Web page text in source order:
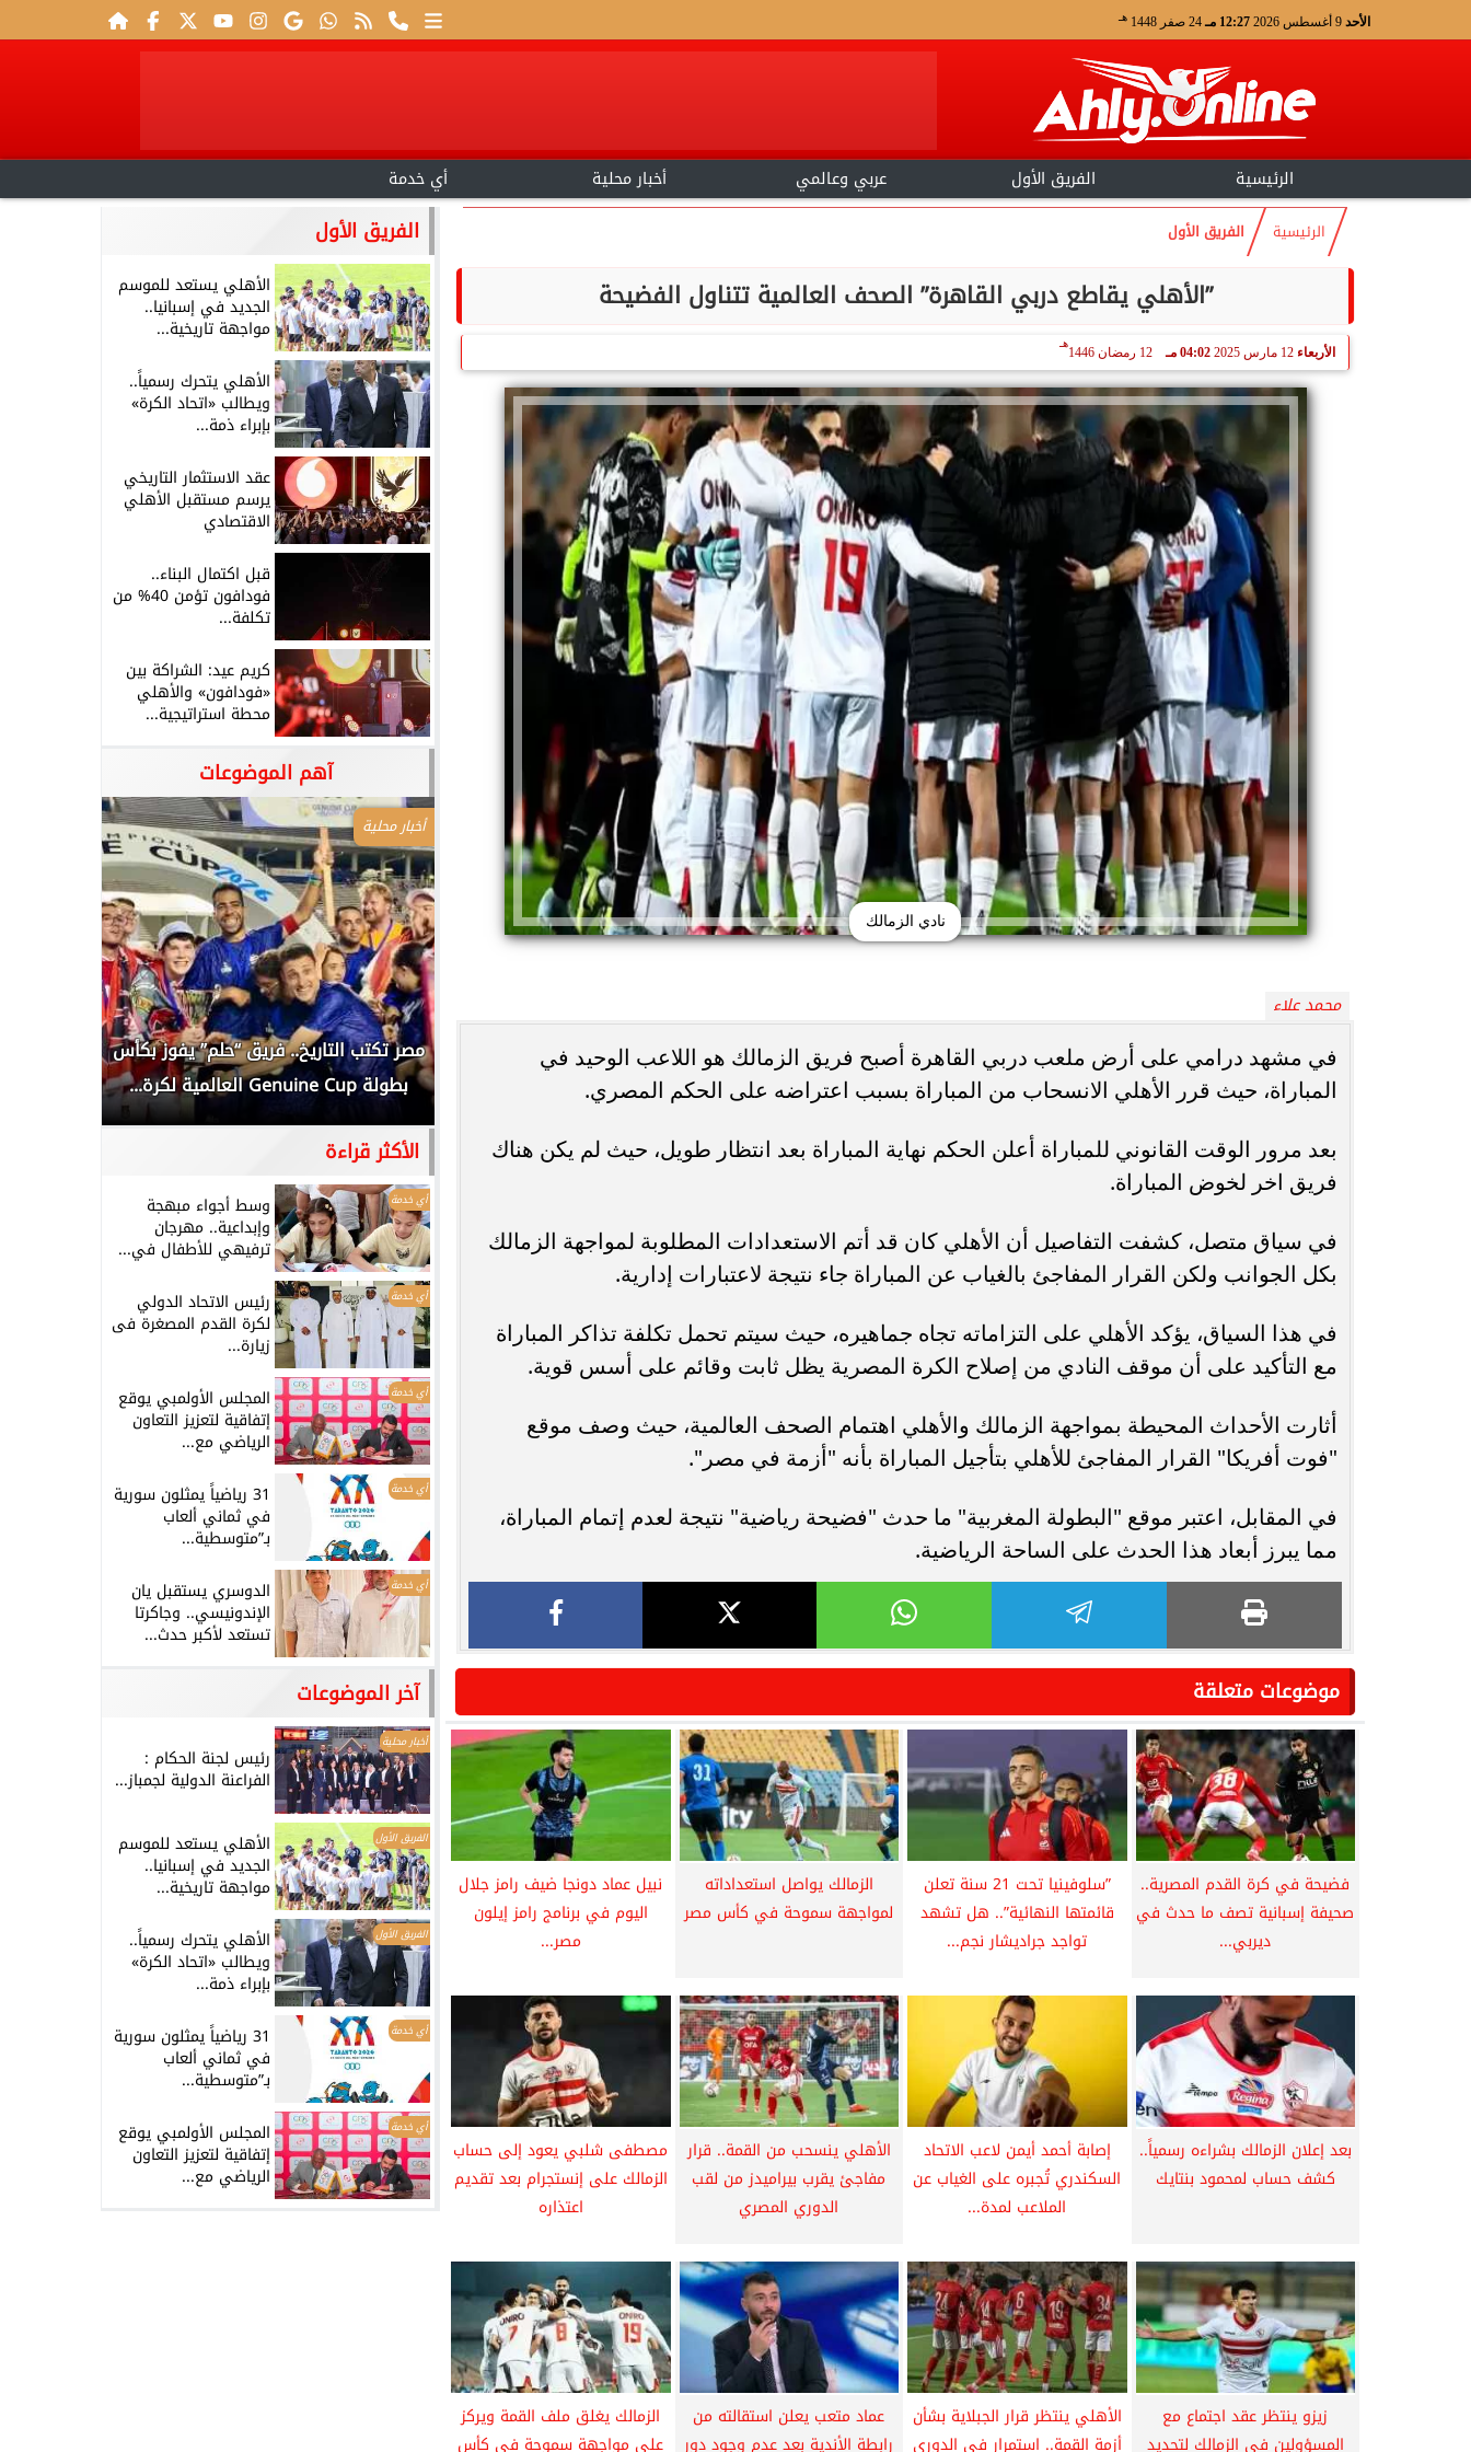
الأحد 12:27 مـ 24 صفر 1448 هـ
الرئيسية الفريق الأول عربي وعالمي أخبار محلية أي خدمة
الرئيسية الفريق الأول
”الأهلي يقاطع دربي القاهرة” الصحف العالمية تتناول الفضيحة
الأربعاء 12 مارس 2025 04:02 مـ 12 رمضان 1446
هـ
نادي الزمالك
محمد علاء
في مشهد درامي على أرض ملعب دربي القاهرة أصبح فريق الزمالك هو اللاعب الوحيد في
المباراة، حيث قرر الأهلي الانسحاب من المباراة بسبب اعتراضه على الحكم المصري.
بعد مرور الوقت القانوني للمباراة أعلن الحكم نهاية المباراة بعد انتظار طويل، حيث لم يكن هناك
فريق اخر لخوض المباراة.
في سياق متصل، كشفت التفاصيل أن الأهلي كان قد أتم الاستعدادات المطلوبة لمواجهة الزمالك
بكل الجوانب ولكن القرار المفاجئ بالغياب عن المباراة جاء نتيجة لاعتبارات إدارية.
في هذا السياق، يؤكد الأهلي على التزاماته تجاه جماهيره، حيث سيتم تحمل تكلفة تذاكر المباراة
مع التأكيد على أن موقف النادي من إصلاح الكرة المصرية يظل ثابت وقائم على أسس قوية.
أثارت الأحداث المحيطة بمواجهة الزمالك والأهلي اهتمام الصحف العالمية، حيث وصف موقع
"فوت أفريكا" القرار المفاجئ للأهلي بتأجيل المباراة بأنه "أزمة في مصر".
في المقابل، اعتبر موقع "البطولة المغربية" ما حدث "فضيحة رياضية" نتيجة لعدم إتمام المباراة،
مما يبرز أبعاد هذا الحدث على الساحة الرياضية.
موضوعات متعلقة
فضيحة في كرة القدم المصرية..
صحيفة إسبانية تصف ما حدث في
ديربي...
”سلوفينيا تحت 21 سنة تعلن
قائمتها النهائية”.. هل تشهد
تواجد جراديشار نجم...
الزمالك يواصل استعداداته
لمواجهة سموحة في كأس مصر
نبيل عماد دونجا ضيف رامز جلال
اليوم في برنامج رامز إيلون
مصر...
بعد إعلان الزمالك بشراءه رسمياً..
كشف حساب لمحمود بنتايك
إصابة أحمد أيمن لاعب الاتحاد
السكندري تُجبره على الغياب عن
الملاعب لمدة...
الأهلي ينسحب من القمة.. قرار
مفاجئ يقرب بيراميدز من لقب
الدوري المصري
مصطفى شلبي يعود إلى حساب
الزمالك على إنستجرام بعد تقديم
اعتذاره
زيزو ينتظر عقد اجتماع مع
المسؤولين في الزمالك لتحديد
الأهلي ينتظر قرار الجبلاية بشأن
أزمة القمة.. استمرار في الدوري
عماد متعب يعلن استقالته من
رابطة الأندية بعد عدم وجود دور
الزمالك يغلق ملف القمة ويركز
على مواجهة سموحة في كأس
الفريق الأول
الأهلي يستعد للموسم
الجديد في إسبانيا..
مواجهة تاريخية...
الأهلي يتحرك رسمياً..
ويطالب «اتحاد الكرة»
بإبراء ذمة...
عقد الاستثمار التاريخي
يرسم مستقبل الأهلي
الاقتصادي
قبل اكتمال البناء..
فودافون تؤمن 40% من
تكلفة...
كريم عيد: الشراكة بين
«فودافون» والأهلي
محطة استراتيجية...
آهم الموضوعات
الأهلي يستعد للموسم الجديد في إسبانيا..
مواجهة تاريخية أمام برشلونة وملفات
ساخنة...
الأهلي يتحرك رسمياً.. ويطالب «اتحاد
الكرة» بإبراء ذمة الأندية من مستحقات
الدولة...
انغام تختار جدة محطة اولى لتدشين
البومها
أخبار محلية
مصر تكتب التاريخ.. فريق “حلم” يفوز بكأس
بطولة Genuine Cup العالمية لكرة...
الأكثر قراءة
أي خدمة وسط أجواء مبهجة
وإبداعية.. مهرجان
ترفيهي للأطفال في...
أي خدمة رئيس الاتحاد الدولي
لكرة القدم المصغرة فى
زيارة...
أي خدمة المجلس الأولمبي يوقع
إتفاقية لتعزيز التعاون
الرياضي مع...
أي خدمة 31 رياضياً يمثلون سورية
في ثماني ألعاب
بـ”متوسطية...
أي خدمة الدوسري يستقبل يان
الإندونيسي.. وجاكرتا
تستعد لأكبر حدث...
آخر الموضوعات
أخبار محلية
رئيس لجنة الحكام :
الفراعنة الدولية لجمباز...
الفريق الأول الأهلي يستعد للموسم
الجديد في إسبانيا..
مواجهة تاريخية...
الفريق الأول الأهلي يتحرك رسمياً..
ويطالب «اتحاد الكرة»
بإبراء ذمة...
أي خدمة 31 رياضياً يمثلون سورية
في ثماني ألعاب
بـ”متوسطية...
أي خدمة المجلس الأولمبي يوقع
إتفاقية لتعزيز التعاون
الرياضي مع...